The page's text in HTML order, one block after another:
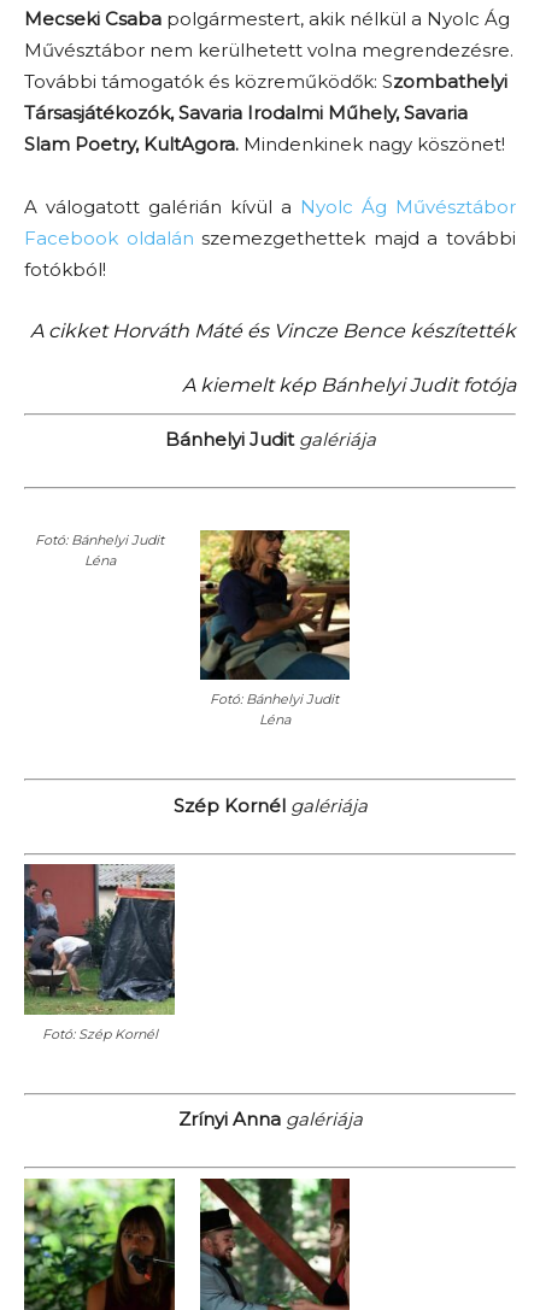
Mecseki Csaba polgármestert, akik nélkül a Nyolc Ág
Művésztábor nem kerülhetett volna megrendezésre.
További támogatók és közreműködők: Szombathelyi
Társasjátékozók, Savaria Irodalmi Műhely, Savaria
Slam Poetry, KultAgora. Mindenkinek nagy köszönet!
A válogatott galérián kívül a Nyolc Ág Művésztábor
Facebook oldalán szemezgethettek majd a további
fotókból!
A cikket Horváth Máté és Vincze Bence készítették
A kiemelt kép Bánhelyi Judit fotója
Bánhelyi Judit galériája
Fotó: Bánhelyi Judit
Léna
Fotó: Bánhelyi Judit
Léna
Szép Kornél galériája
Fotó: Szép Kornél
Zrínyi Anna galériája